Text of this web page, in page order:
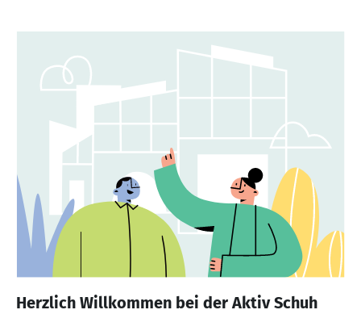
Herzlich Willkommen bei der Aktiv Schuh